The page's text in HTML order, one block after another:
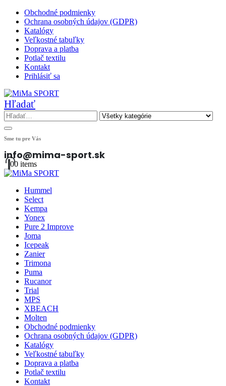
Obchodné podmienky
Ochrana osobných údajov (GDPR)
Katalógy
Veľkostné tabuľky
Doprava a platba
Potlač textilu
Kontakt
Prihlásiť sa
Hľadať
Sme tu pre Vás
info@mima-sport.sk
00 items
Hummel
Select
Kempa
Yonex
Pure 2 Improve
Joma
Icepeak
Zanier
Trimona
Puma
Rucanor
Trial
MPS
XBEACH
Molten
Obchodné podmienky
Ochrana osobných údajov (GDPR)
Katalógy
Veľkostné tabuľky
Doprava a platba
Potlač textilu
Kontakt